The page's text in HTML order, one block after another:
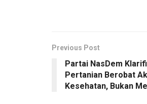
o
k
p
Previous Post
Partai NasDem
Pertanian Berobat
Kesehatan, Bukan